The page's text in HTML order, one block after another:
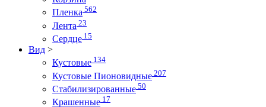
Пленка 562
Лента 23
Сердце 15
Вид >
Кустовые 134
Кустовые Пионовидные 207
Стабилизированные 50
Крашенные 17